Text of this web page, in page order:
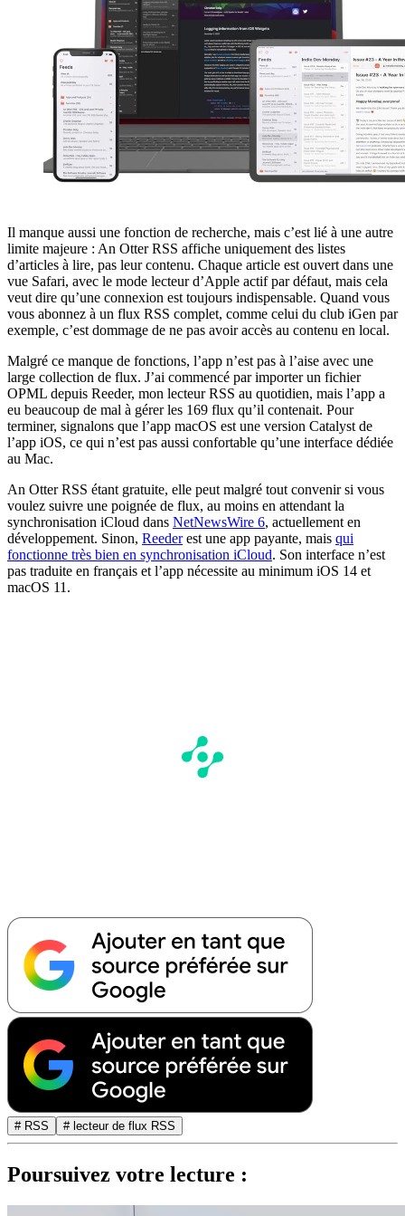
Il manque aussi une fonction de recherche, mais c’est lié à une autre
limite majeure : An Otter RSS affiche uniquement des listes
d’articles à lire, pas leur contenu. Chaque article est ouvert dans une
vue Safari, avec le mode lecteur d’Apple actif par défaut, mais cela
veut dire qu’une connexion est toujours indispensable. Quand vous
vous abonnez à un flux RSS complet, comme celui du club iGen par
exemple, c’est dommage de ne pas avoir accès au contenu en local.
Malgré ce manque de fonctions, l’app n’est pas à l’aise avec une
large collection de flux. J’ai commencé par importer un fichier
OPML depuis Reeder, mon lecteur RSS au quotidien, mais l’app a
eu beaucoup de mal à gérer les 169 flux qu’il contenait. Pour
terminer, signalons que l’app macOS est une version Catalyst de
l’app iOS, ce qui n’est pas aussi confortable qu’une interface dédiée
au Mac.
An Otter RSS étant gratuite, elle peut malgré tout convenir si vous
voulez suivre une poignée de flux, au moins en attendant la
synchronisation iCloud dans NetNewsWire 6, actuellement en
développement. Sinon, Reederest une app payante, mais qui
fonctionne très bien en synchronisation iCloud. Son interface n’est
pas traduite en français et l’app nécessite au minimum iOS 14 et
macOS 11.
# RSS # lecteur de flux RSS
Poursuivez votre lecture :